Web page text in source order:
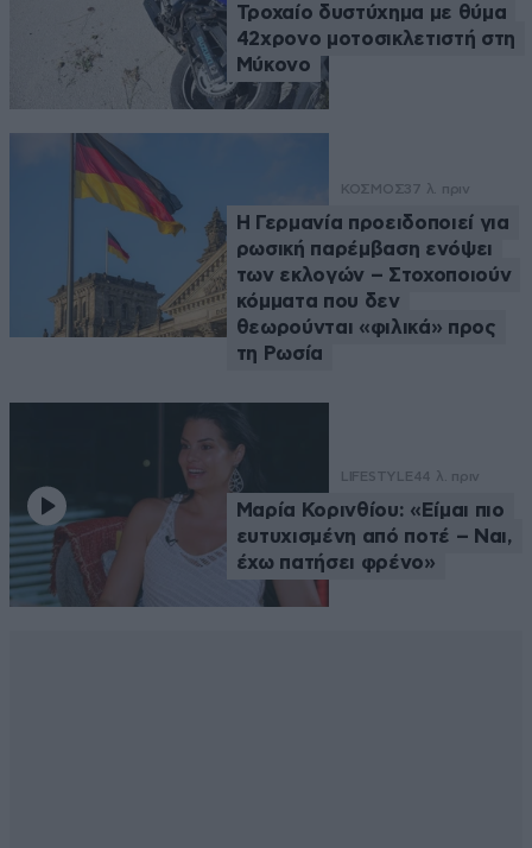
Τροχαίο δυστύχημα με θύμα
42χρονο μοτοσικλετιστή στη
Μύκονο
ΚΟΣΜΟΣ37 λ. πριν
Η Γερμανία προειδοποιεί για
ρωσική παρέμβαση ενόψει
των εκλογών – Στοχοποιούν
κόμματα που δεν
θεωρούνται «φιλικά» προς
τη Ρωσία
LIFESTYLE44 λ. πριν
Μαρία Κορινθίου: «Είμαι πιο
ευτυχισμένη από ποτέ – Ναι,
έχω πατήσει φρένο»